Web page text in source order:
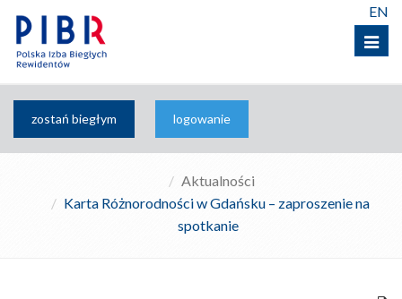
Menu
EN
zostań biegłym logowanie
Aktualności
Karta Różnorodności w Gdańsku – zaproszenie na
spotkanie